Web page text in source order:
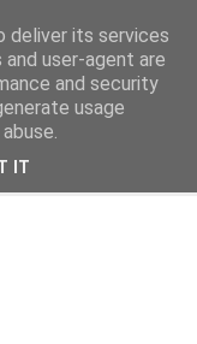
deliver its services
user-agent are
and security
usage
IT